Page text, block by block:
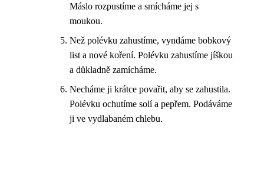
Máslo rozpustíme a smícháme jej s
moukou.
Než polévku zahustíme, vyndáme bobkový
list a nové koření. Polévku zahustíme jíškou
a důkladně zamícháme.
Necháme ji krátce povařit, aby se zahustila.
Polévku ochutíme solí a pepřem. Podáváme
ji ve vydlabaném chlebu.